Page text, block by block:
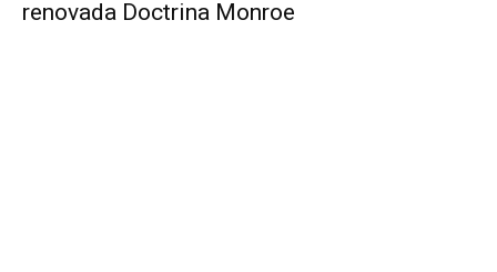
renovada Doctrina Monroe